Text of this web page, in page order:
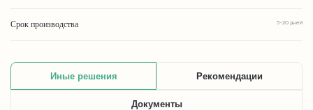
Срок производства 5-20 дней
Иные решения Рекомендации
Документы